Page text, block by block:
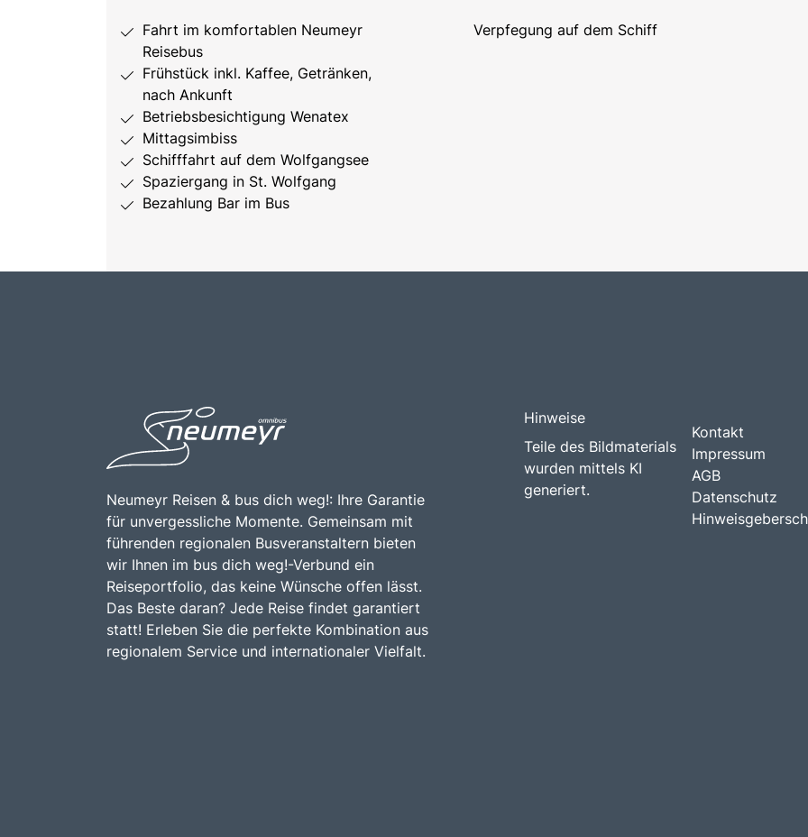
Fahrt im komfortablen Neumeyr
Reisebus
Frühstück inkl. Kaffee, Getränken,
nach Ankunft
Betriebsbesichtigung Wenatex
Mittagsimbiss
Schifffahrt auf dem Wolfgangsee
Spaziergang in St. Wolfgang
Bezahlung Bar im Bus
Verpfegung auf dem Schiff
Neumeyr Reisen & bus dich weg!: Ihre Garantie
für unvergessliche Momente. Gemeinsam mit
führenden regionalen Busveranstaltern bieten
wir Ihnen im bus dich weg!-Verbund ein
Reiseportfolio, das keine Wünsche offen lässt.
Das Beste daran? Jede Reise findet garantiert
statt! Erleben Sie die perfekte Kombination aus
regionalem Service und internationaler Vielfalt.
Hinweise
Teile des Bildmaterials
wurden mittels KI
generiert.
Kontakt
Impressum
AGB
Datenschutz